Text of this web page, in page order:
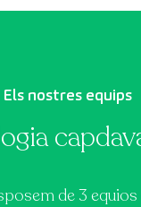
Els nostres equips
de 3 equios